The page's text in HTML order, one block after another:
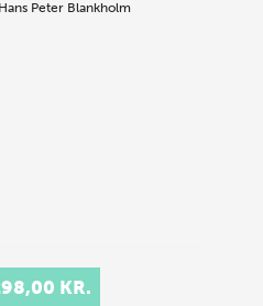
Hans Peter Blankholm
KR.